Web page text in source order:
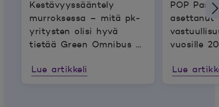
Kestävyyssääntely
murroksessa – mitä pk-
yritysten olisi hyvä
tietää Green Omnibus -
Lue artikkeli
POP
asettanut
vuosille
Lue